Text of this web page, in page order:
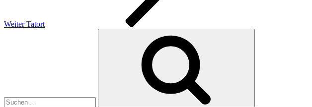
Weiter Tatort